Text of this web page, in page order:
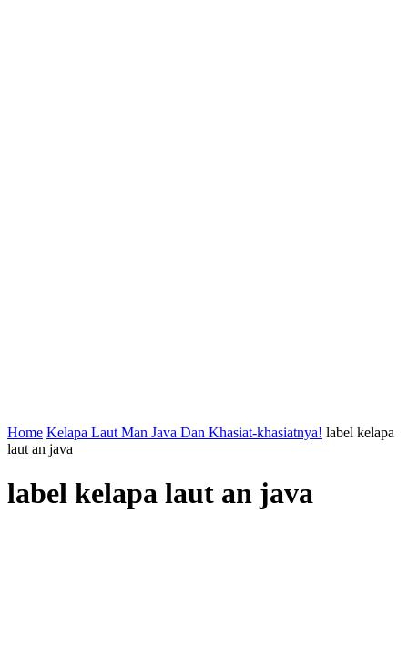
Home Kelapa Laut Man Java Dan Khasiat-khasiatnya! label kelapa
laut an java
label kelapa laut an java